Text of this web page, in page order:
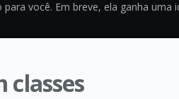
você. Em breve, ela ganha
classes